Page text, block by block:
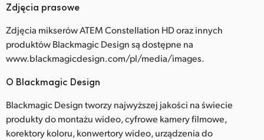
Zdjęcia prasowe
Zdjęcia mikserów ATEM Constellation HD oraz innych
produktów Blackmagic Design są dostępne na
www.blackmagicdesign.com/pl/media/images.
O Blackmagic Design
Blackmagic Design tworzy najwyższej jakości na świecie
produkty do montażu wideo, cyfrowe kamery filmowe,
korektory koloru, konwertory wideo, urządzenia do